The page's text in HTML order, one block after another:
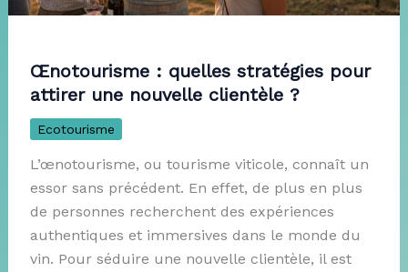
Œnotourisme : quelles stratégies pour
attirer une nouvelle clientèle ?
Ecotourisme
L’œnotourisme, ou tourisme viticole, connaît un
essor sans précédent. En effet, de plus en plus
de personnes recherchent des expériences
authentiques et immersives dans le monde du
vin. Pour séduire une nouvelle clientèle, il est